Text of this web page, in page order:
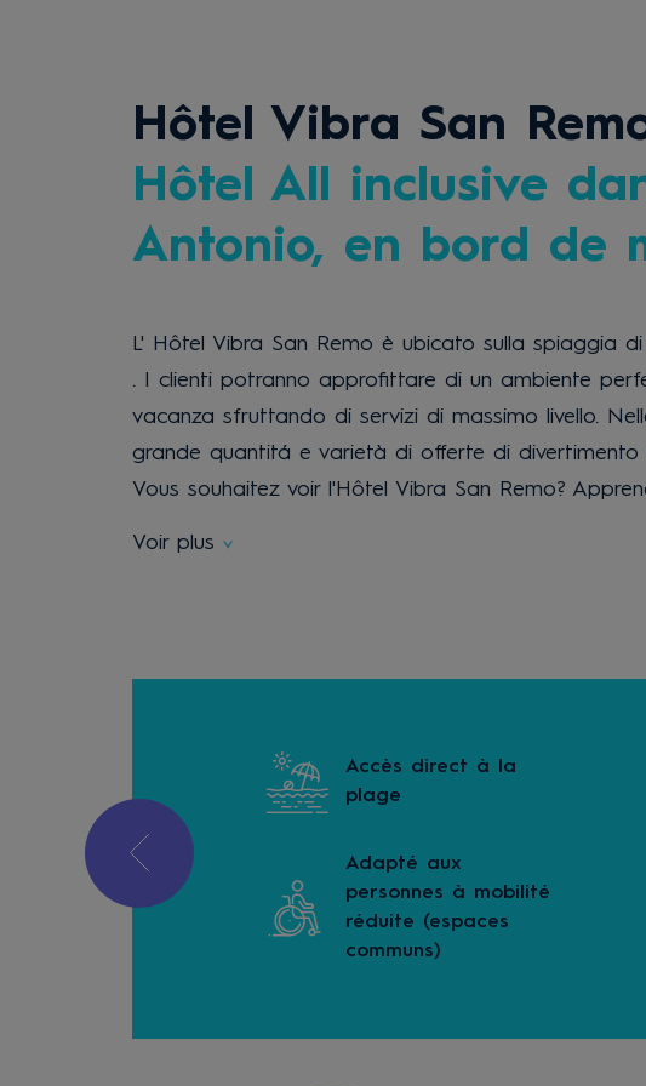
Hôtel Vibra San
Hôtel All inclusive
Antonio, en bord de
L' Hôtel Vibra San Remo è ubicato sulla spiaggia
. I clienti potranno approfittare di un ambiente
vacanza sfruttando di servizi di massimo livello.
grande quantitá e varietà di offerte di divertimento
Vous souhaitez voir l'Hôtel Vibra San Remo?
Voir plus
payant
Accès direct à la
plage
Adapté aux
personnes à mobilité
réduite (espaces
communs)